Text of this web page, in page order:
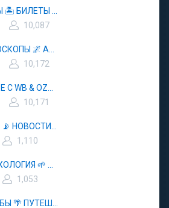
10,087
10,172
10,171
1,110
1,053